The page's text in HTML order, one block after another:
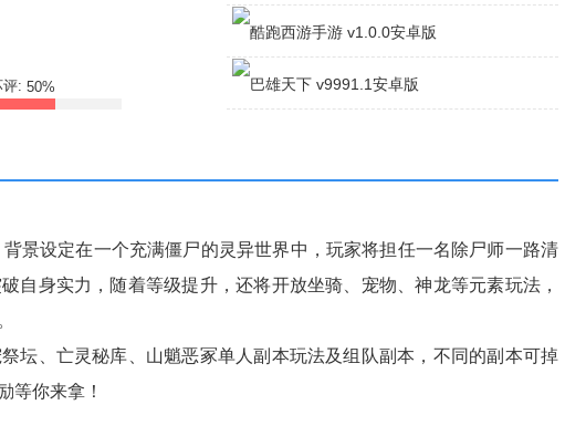
豆豆别嚣张游戏v1.3.11安卓版
酷跑西游手游v1.0.0安卓版
评: 50%
景设定在一个充满僵尸的灵异世界中，玩家将担任一名除尸师一路清
自身实力，随着等级提升，还将开放坐骑、宠物、神龙等元素玩法，
坛、亡灵秘库、山魈恶冢单人副本玩法及组队副本，不同的副本可掉
等你来拿！